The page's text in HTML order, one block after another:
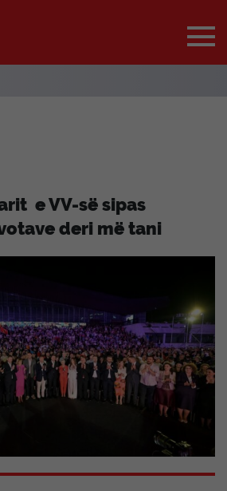
e VV-së sipas
deri më tani